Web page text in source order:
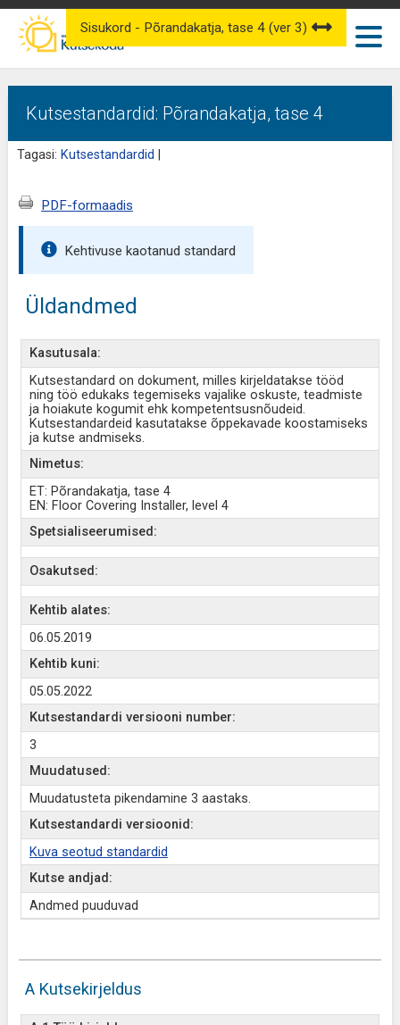
Kutsestandardid: Põrandakatja, tase 4
Tagasi: Kutsestandardid
Sisukord - Põrandakatja, tase 4 (ver 3)
PDF-formaadis
Kehtivuse kaotanud standard
Üldandmed
Kasutusala:
Kutsestandard on dokument, milles kirjeldatakse tööd
ning töö edukaks tegemiseks vajalike oskuste, teadmiste
ja hoiakute kogumit ehk kompetentsusnõudeid.
Kutsestandardeid kasutatakse õppekavade koostamiseks
ja kutse andmiseks.
Nimetus:
ET: Põrandakatja, tase 4
EN: Floor Covering Installer, level 4
Spetsialiseerumised:
Osakutsed:
Kehtib alates:
06.05.2019
Kehtib kuni:
05.05.2022
Kutsestandardi versiooni number:
3
Muudatused:
Muudatusteta pikendamine 3 aastaks.
Kutsestandardi versioonid:
Kuva seotud standardid
Kutse andjad:
Andmed puuduvad
A Kutsekirjeldus